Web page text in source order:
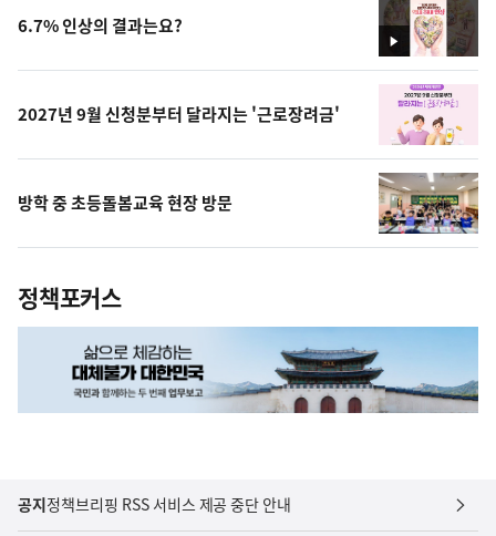
영
상
6.7% 인상의 결과는요?
2027년 9월 신청분부터 달라지는 '근로장려금'
방학 중 초등돌봄교육 현장 방문
정책포커스
공지정책브리핑 RSS 서비스 제공 중단 안내